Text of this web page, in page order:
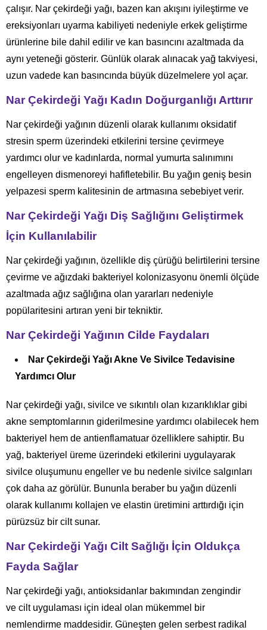
çalışır. Nar çekirdeği yağı, bazen kan akışını iyileştirme ve
ereksiyonları uyarma kabiliyeti nedeniyle erkek geliştirme
ürünlerine bile dahil edilir ve kan basıncını azaltmada da
aynı yeteneği gösterir. Günlük olarak alınacak yağ takviyesi,
uzun vadede kan basıncında büyük düzelmelere yol açar.
Nar Çekirdeği Yağı Kadın Doğurganlığı Arttırır
Nar çekirdeği yağının düzenli olarak kullanımı oksidatif
stresin sperm üzerindeki etkilerini tersine çevirmeye
yardımcı olur ve kadınlarda, normal yumurta salınımını
engelleyen dismenoreyi hafifletebilir. Bu yağın geniş besin
yelpazesi sperm kalitesinin de artmasına sebebiyet verir.
Nar Çekirdeği Yağı Diş Sağlığını Geliştirmek
İçin Kullanılabilir
Nar çekirdeği yağının, özellikle diş çürüğü belirtilerini tersine
çevirme ve ağızdaki bakteriyel kolonizasyonu önemli ölçüde
azaltmada ağız sağlığına olan yararları nedeniyle
popülaritesini artıran yeni bir tekniktir.
Nar Çekirdeği Yağının Cilde Faydaları
Nar Çekirdeği Yağı Akne Ve Sivilce Tedavisine
Yardımcı Olur
Nar çekirdeği yağı, sivilce ve sıkıntılı olan kızarıklıklar gibi
akne semptomlarının giderilmesine yardımcı olabilecek hem
bakteriyel hem de antienflamatuar özelliklere sahiptir. Bu
yağ, bakteriyel üreme üzerindeki etkilerini uygulayarak
sivilce oluşumunu engeller ve bu nedenle sivilce salgınları
çok daha az görülür. Bununla beraber bu yağın düzenli
olarak kullanımı kollajen ve elastin üretimini arttırdığı için
pürüzsüz bir cilt sunar.
Nar Çekirdeği Yağı Cilt Sağlığı İçin Oldukça
Fayda Sağlar
Nar çekirdeği yağı, antioksidanlar bakımından zengindir
ve cilt uygulaması için ideal olan mükemmel bir
nemlendirme maddesidir. Güneşten gelen serbest radikal